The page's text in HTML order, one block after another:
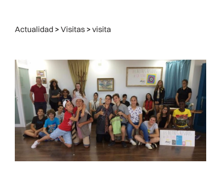
Actualidad > Visitas > visita